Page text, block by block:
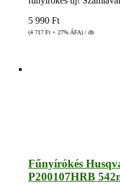
5 990 Ft
(4 717 Ft + 27% ÁFA) / db
Fűnyírókés
P200107HRB